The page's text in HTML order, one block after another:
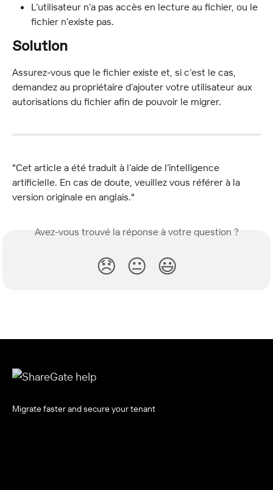
L’utilisateur n’a pas accès en lecture au fichier, ou le
fichier n’existe pas.
Solution
Assurez-vous que le fichier existe et, si c’est le cas,
demandez au propriétaire d’ajouter votre utilisateur aux
autorisations du fichier afin de pouvoir le migrer.
"Cet article a été traduit à l’aide de l’intelligence
artificielle. En cas de doute, veuillez vous référer à la
version originale en anglais."
Avez-vous trouvé la réponse à votre question ?
😞 😐 😃
Migrate faster and secure your tenant